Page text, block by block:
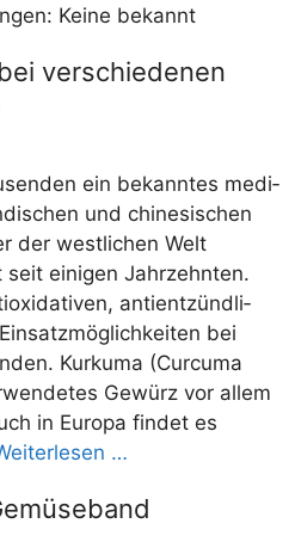
Kei­ne bekannt
verschiedenen
ein bekann­tes medi­
und chi­ne­si­schen
der west­li­chen Welt
eini­gen Jahr­zehn­ten.
anti­ent­zünd­li­
bei
Kur­ku­ma (Cur­cu­ma
Gewürz vor allem
in Euro­pa fin­det es
…